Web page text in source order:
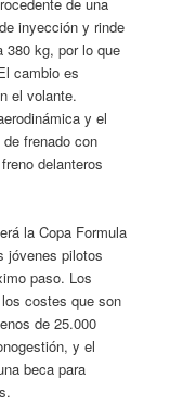
inyección y rinde
380 kg, por lo que
cambio es
el volante.
y el
frenado con
delanteros
la Copa Formula
jóvenes pilotos
paso. Los
costes que son
de 25.000
y el
beca para